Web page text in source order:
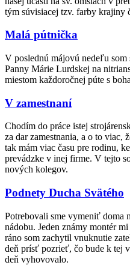
tým súvisiacej tzv. farby krajiny
Malá pútnička
V poslednú májovú nedeľu som
Panny Márie Lurdskej na
miestom každoročnej púte s
V zamestnaní
Chodím do práce istej
za dar zamestnania, a o to viac,
tak mám viac času pre rodinu,
prevádzke v inej firme. V tejto
nových kolegov.
Podnety Ducha Svätého
Potrebovali sme vymeniť doma
nádobu. Jeden známy montér
ráno som zachytil vnuknutie
deň prísť pozrieť, čo bude k tej
deň vyhovovalo.